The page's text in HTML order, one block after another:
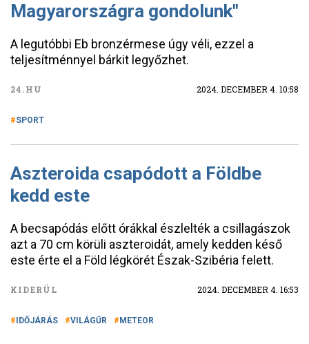
Magyarországra gondolunk"
A legutóbbi Eb bronzérmese úgy véli, ezzel a
teljesítménnyel bárkit legyőzhet.
24.HU 2024. DECEMBER 4. 10:58
SPORT
Aszteroida csapódott a Földbe
kedd este
A becsapódás előtt órákkal észlelték a csillagászok
azt a 70 cm körüli aszteroidát, amely kedden késő
este érte el a Föld légkörét Észak-Szibéria felett.
KIDERÜL 2024. DECEMBER 4. 16:53
IDŐJÁRÁS VILÁGŰR METEOR